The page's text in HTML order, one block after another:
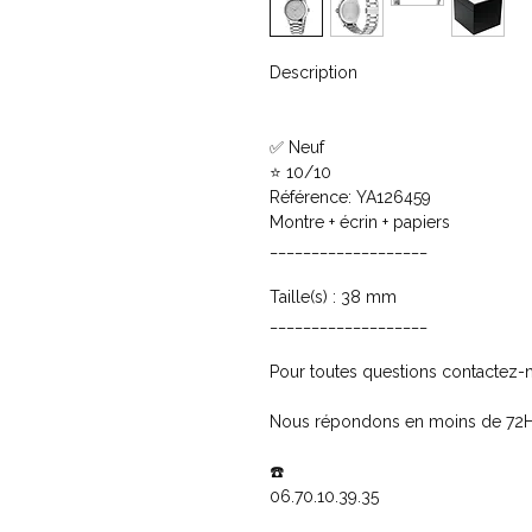
Description
✅ Neuf
⭐ 10/10
Référence: YA126459
Montre + écrin + papiers
Taille(s) : 38 mm
Pour toutes questions
Nous répondons en moins de 72H
☎️
06.70.10.39.35